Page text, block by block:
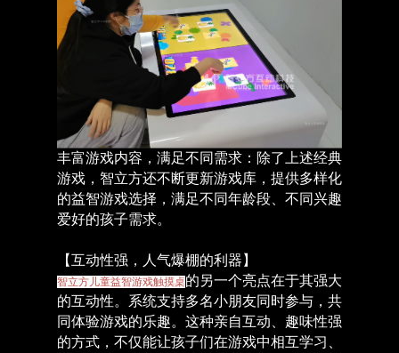
丰富游戏内容，满足不同需求：除了上述经典
游戏，智立方还不断更新游戏库，提供多样化
的益智游戏选择，满足不同年龄段、不同兴趣
爱好的孩子需求。
【互动性强，人气爆棚的利器】
智立方儿童益智游戏触摸桌的另一个亮点在于其强大
的互动性。系统支持多名小朋友同时参与，共
同体验游戏的乐趣。这种亲自互动、趣味性强
的方式，不仅能让孩子们在游戏中相互学习、